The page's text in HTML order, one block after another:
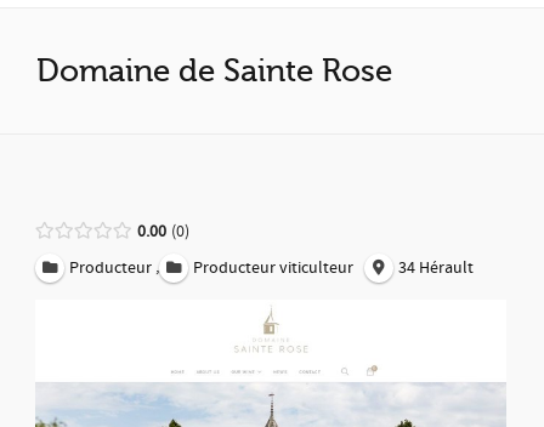
Domaine de Sainte Rose
0.00 0
Producteur , Producteur viticulteur 34 Hérault